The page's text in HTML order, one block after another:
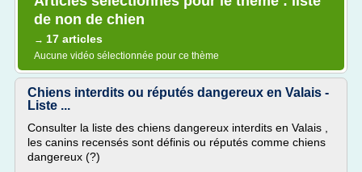
de non de chien
→ 17 articles
Aucune vidéo sélectionnée pour ce thème
Chiens interdits ou réputés dangereux en Valais -
Liste ...
Consulter la liste des chiens dangereux interdits en Valais ,
les canins recensés sont définis ou réputés comme chiens
dangereux (?)